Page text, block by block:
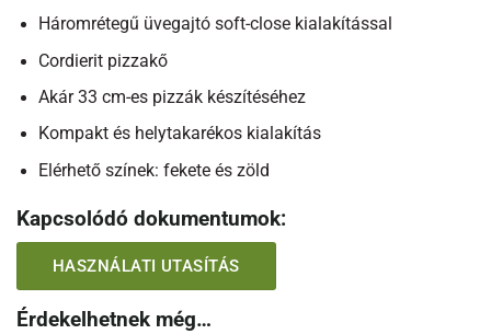
Háromrétegű üvegajtó soft-close kialakítással
Cordierit pizzakő
Akár 33 cm-es pizzák készítéséhez
Kompakt és helytakarékos kialakítás
Elérhető színek: fekete és zöld
Kapcsolódó dokumentumok:
HASZNÁLATI UTASÍTÁS
Érdekelhetnek még…